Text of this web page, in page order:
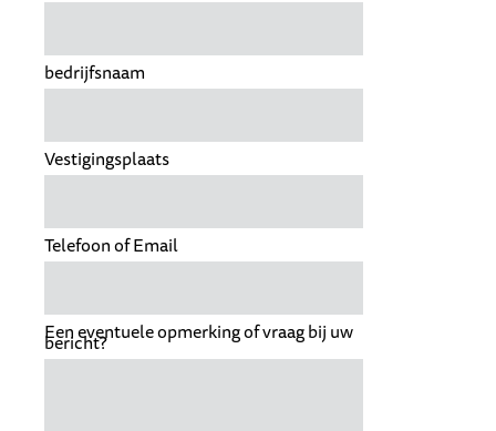
bedrijfsnaam
Vestigingsplaats
Telefoon of Email
Een eventuele opmerking of vraag bij uw
bericht?